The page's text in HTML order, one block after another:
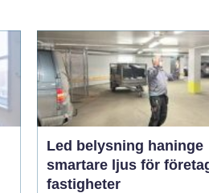
Led belysning haninge
smartare ljus för
fastigheter